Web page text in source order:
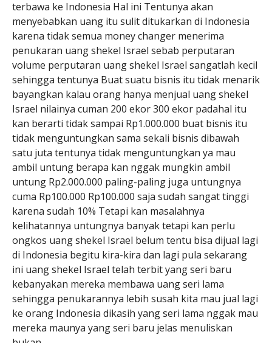
terbawa ke Indonesia Hal ini Tentunya akan
menyebabkan uang itu sulit ditukarkan di Indonesia
karena tidak semua money changer menerima
penukaran uang shekel Israel sebab perputaran
volume perputaran uang shekel Israel sangatlah kecil
sehingga tentunya Buat suatu bisnis itu tidak menarik
bayangkan kalau orang hanya menjual uang shekel
Israel nilainya cuman 200 ekor 300 ekor padahal itu
kan berarti tidak sampai Rp1.000.000 buat bisnis itu
tidak menguntungkan sama sekali bisnis dibawah
satu juta tentunya tidak menguntungkan ya mau
ambil untung berapa kan nggak mungkin ambil
untung Rp2.000.000 paling-paling juga untungnya
cuma Rp100.000 Rp100.000 saja sudah sangat tinggi
karena sudah 10% Tetapi kan masalahnya
kelihatannya untungnya banyak tetapi kan perlu
ongkos uang shekel Israel belum tentu bisa dijual lagi
di Indonesia begitu kira-kira dan lagi pula sekarang
ini uang shekel Israel telah terbit yang seri baru
kebanyakan mereka membawa uang seri lama
sehingga penukarannya lebih susah kita mau jual lagi
ke orang Indonesia dikasih yang seri lama nggak mau
mereka maunya yang seri baru jelas menuliskan